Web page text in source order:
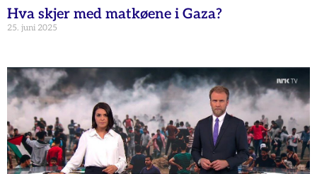
Hva skjer med matkøene i Gaza?
25. juni 2025